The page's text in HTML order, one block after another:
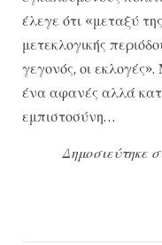
έλεγε ότι «μεταξύ
μετεκλογικής
γεγονός, οι
ένα αφανές αλλά
εμπιστοσύνη…
Δημοσιεύτηκε